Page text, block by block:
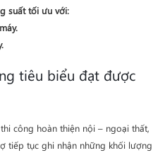
suất tối ưu với:
tiêu biểu đạt được
công hoàn thiện nội – ngoại thất,
tiếp tục ghi nhận những khối lượng